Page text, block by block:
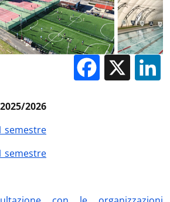
X
2026
semestre
semestre